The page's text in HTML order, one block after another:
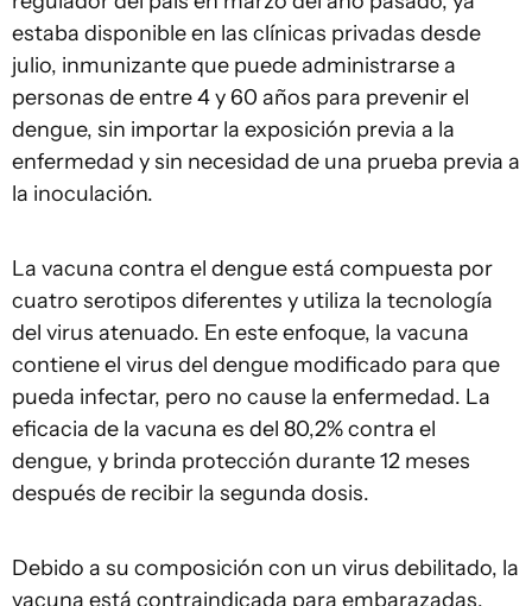
estaba disponible en las clínicas privadas desde
julio, inmunizante que puede administrarse a
personas de entre 4 y 60 años para prevenir el
dengue, sin importar la exposición previa a la
enfermedad y sin necesidad de una prueba previa a
la inoculación.
La vacuna contra el dengue está compuesta por
cuatro serotipos diferentes y utiliza la tecnología
del virus atenuado. En este enfoque, la vacuna
contiene el virus del dengue modificado para que
pueda infectar, pero no cause la enfermedad. La
eficacia de la vacuna es del 80,2% contra el
dengue, y brinda protección durante 12 meses
después de recibir la segunda dosis.
Debido a su composición con un virus debilitado, la
vacuna está contraindicada para embarazadas,